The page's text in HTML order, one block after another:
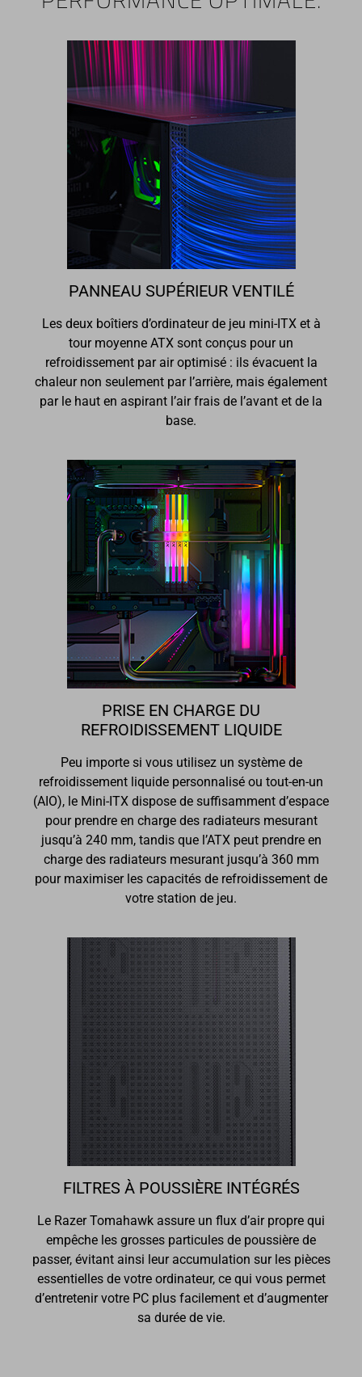
PANNEAU SUPÉRIEUR VENTILÉ
Les deux boîtiers d’ordinateur de jeu mini-ITX et à
tour moyenne ATX sont conçus pour un
refroidissement par air optimisé : ils évacuent la
chaleur non seulement par l’arrière, mais également
par le haut en aspirant l’air frais de l’avant et de la
base.
PRISE EN CHARGE DU
REFROIDISSEMENT LIQUIDE
Peu importe si vous utilisez un système de
refroidissement liquide personnalisé ou tout-en-un
(AIO), le Mini-ITX dispose de suffisamment d’espace
pour prendre en charge des radiateurs mesurant
jusqu’à 240 mm, tandis que l’ATX peut prendre en
charge des radiateurs mesurant jusqu’à 360 mm
pour maximiser les capacités de refroidissement de
votre station de jeu.
FILTRES À POUSSIÈRE INTÉGRÉS
Le Razer Tomahawk assure un flux d’air propre qui
empêche les grosses particules de poussière de
passer, évitant ainsi leur accumulation sur les pièces
essentielles de votre ordinateur, ce qui vous permet
d’entretenir votre PC plus facilement et d’augmenter
sa durée de vie.